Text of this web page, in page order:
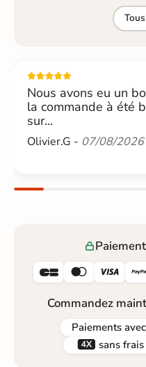
Tous
Nous avons eu un
la commande à été
sur...
Olivier.G - 07/08/2026
  
Commandez
Paiements avec
 sans